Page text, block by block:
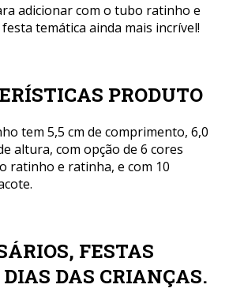
adicionar com o tubo ratinho e
temática ainda mais incrível!
PRODUTO
tem 5,5 cm de comprimento, 6,0
altura, com opção de 6 cores
ratinho e ratinha, e com 10
FESTAS
DAS CRIANÇAS.